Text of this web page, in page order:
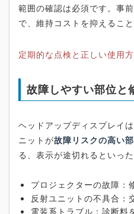
範囲の確認は必須です。事
で、維持コストを抑えること
定期的な点検と正しい使用
故障しやすい部位と
ヘッドアップディスプレイ
ニットが故障リスクの高い
る、表示が途切れるといっ
プロジェクターの故障：
反射ユニットの不具合：
電装系トラブル：診断料